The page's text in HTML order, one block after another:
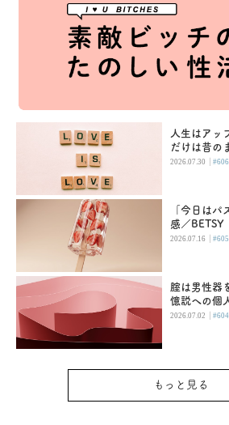
人生はアッ
だけは昔の
2026.07.30 |#606
「今日はパ
感／BETSY
2026.07.16 |#605
腟は男性器
憶説への個
2026.07.02 |#604
もっと見る